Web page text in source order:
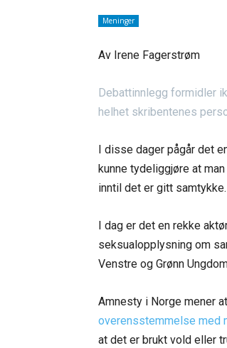
Meninger
Av Irene Fagerstrøm
Debattinnlegg formidler
helhet skribentenes
I disse dager pågår det
kunne tydeliggjøre at
inntil det er gitt samtykke.
I dag er det en rekke
seksualopplysning om
Venstre og Grønn
Amnesty i Norge mener at
overensstemmelse med
at det er brukt vold eller